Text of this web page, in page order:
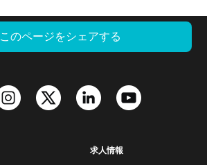
このページをシェアする
求人情報